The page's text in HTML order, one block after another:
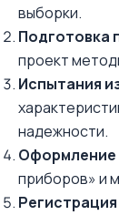
выборки.
Подготовка
проект
Испытания
надежности.
Оформление
приборов» и